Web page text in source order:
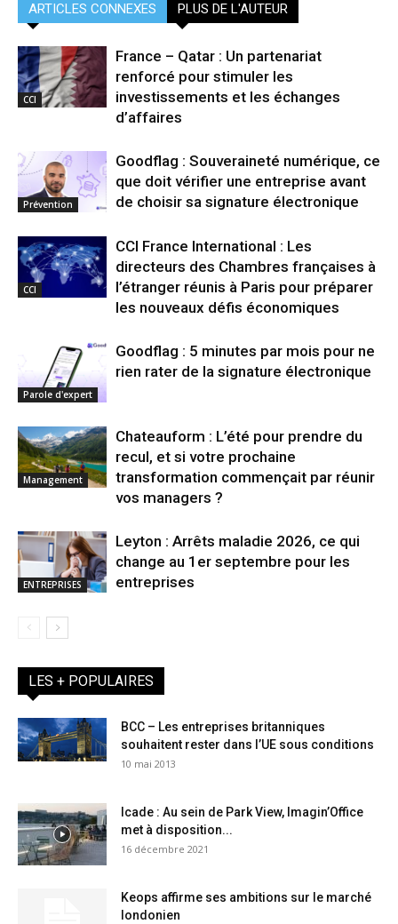
ARTICLES CONNEXES PLUS DE L'AUTEUR
CCI
France – Qatar : Un partenariat
renforcé pour stimuler les
investissements et les échanges
d’affaires
Prévention
Goodflag : Souveraineté numérique, ce
que doit vérifier une entreprise avant
de choisir sa signature électronique
CCI
CCI France International : Les
directeurs des Chambres françaises à
l’étranger réunis à Paris pour préparer
les nouveaux défis économiques
Parole d'expert
Goodflag : 5 minutes par mois pour ne
rien rater de la signature électronique
Management
Chateauform : L’été pour prendre du
recul, et si votre prochaine
transformation commençait par réunir
vos managers ?
ENTREPRISES
Leyton : Arrêts maladie 2026, ce qui
change au 1er septembre pour les
entreprises
LES + POPULAIRES
BCC – Les entreprises britanniques
souhaitent rester dans l’UE sous conditions
10 mai 2013
Icade : Au sein de Park View, Imagin’Office
met à disposition...
16 décembre 2021
Keops affirme ses ambitions sur le marché
londonien